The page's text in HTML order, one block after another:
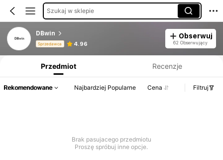
Szukaj w sklepie
DBwin
Sprzedawca 4.96
Obserwuj
62 Obserwujący
Przedmiot Recenzje
Rekomendowane Najbardziej Popularne Cena Filtruj
Brak pasujacego przedmiotu
Proszę spróbuj inne opcje.